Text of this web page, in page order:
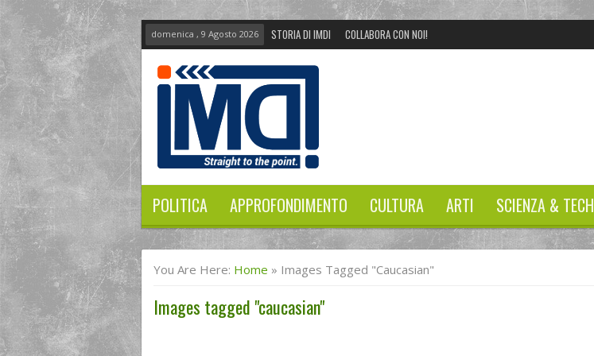
domenica , 9 Agosto 2026 STORIA DI IMDI COLLABORA CON NOI!
POLITICA APPROFONDIMENTO CULTURA ARTI SCIENZA & TECH
You Are Here: Home » Images Tagged "caucasian"
Images tagged "caucasian"